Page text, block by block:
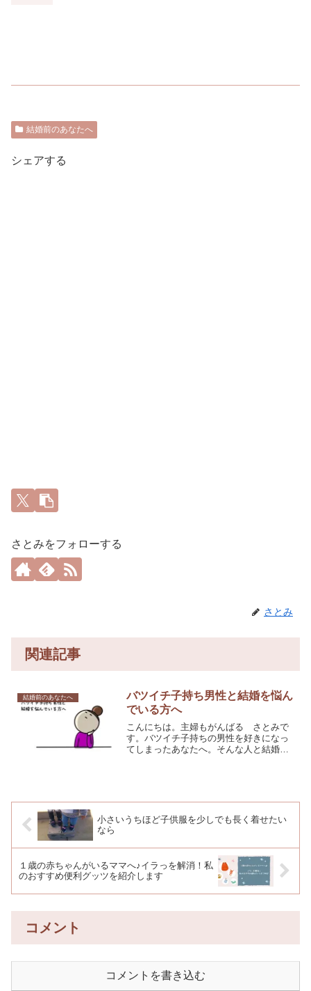
結婚前のあなたへ
シェアする
さとみをフォローする
さとみ
関連記事
結婚前のあなたへ
バツイチ子持ち男性と結婚を悩ん
でいる方へ
こんにちは。主婦もがんばる さとみで
す。バツイチ子持ちの男性を好きになっ
てしまったあなたへ。そんな人と結婚を
小さいうちほど子供服を少しでも長く着せたい
なら
１歳の赤ちゃんがいるママへ♪イラっを解消！私
のおすすめ便利グッツを紹介します
コメント
コメントを書き込む